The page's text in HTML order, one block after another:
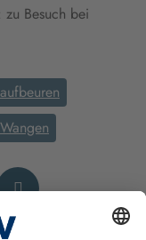
Besuch bei
Wangen